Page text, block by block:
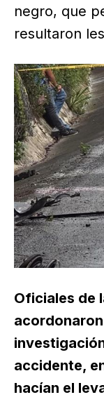
negro, que
resultaron
Oficiales de
accidente,
hacían el